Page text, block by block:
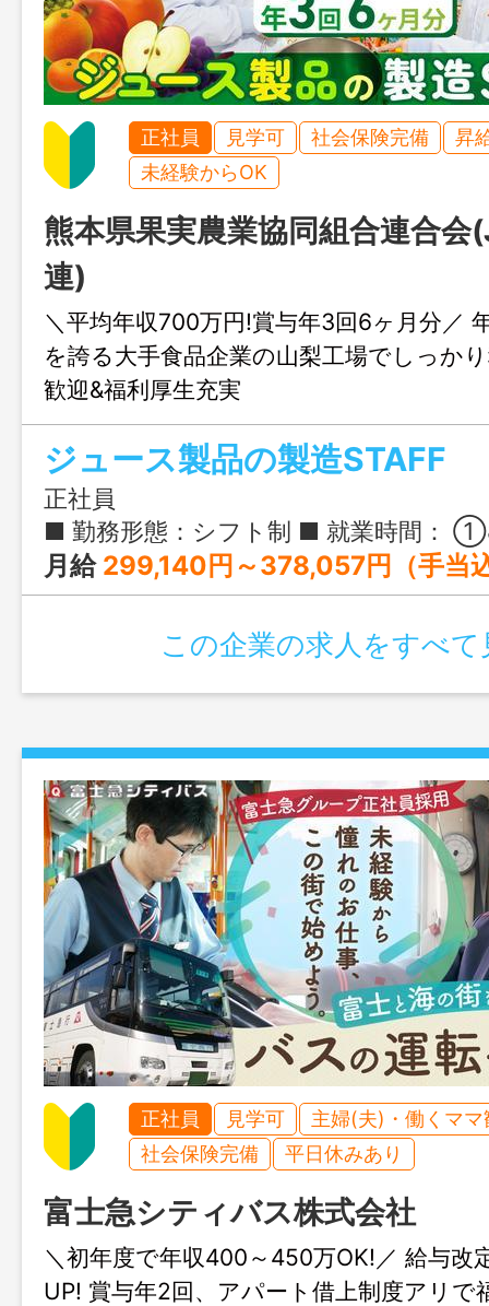
正社員 見学可 社会保険完備
昇
未経験からOK
熊本県果実農業協同組合連合会
連)
＼平均年収700万円!賞与年3回6ヶ月分／
を誇る大手食品企業の山梨工場でしっか
歓迎&福利厚生充実
ジュース製品の製造STAFF
正社員
■ 勤務形態：シフト制 ■ 就業時間： ①8:15-17:00／②16:30-1:15／③0:30-9:15 ■ 実働時間：7時間45分 ※1週間ごとの交代勤務 ※勤務時間は週単位のシフトで変動 ※夏の繁忙期は
月給 299,140円～378,057円（手当
この企業の求人をすべて
正社員 見学可
主婦(夫)・働くママ
社会保険完備
平日休みあり
富士急シティバス株式会社
＼初年度で年収400～450万OK!／ 給与改
UP! 賞与年2回、アパート借上制度アリで